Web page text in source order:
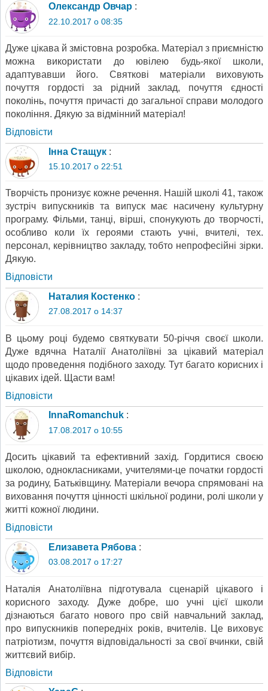
Олександр Овчар :
22.10.2017 о 08:35
Дуже цікава й змістовна розробка. Матеріал з приємністю
можна використати до ювілею будь-якої школи,
адаптувавши його. Святкові матеріали виховують
почуття гордості за рідний заклад, почуття єдності
поколінь, почуття причасті до загальної справи молодого
покоління. Дякую за відмінний матеріал!
Відповіcти
Інна Стащук :
15.10.2017 о 22:51
Творчість пронизує кожне речення. Нашій школі 41, також
зустріч випускників та випуск має насичену культурну
програму. Фільми, танці, вірші, спонукують до творчості,
особливо коли їх героями стають учні, вчителі, тех.
персонал, керівництво закладу, тобто непрофесійні зірки.
Дякую.
Відповіcти
Наталия Костенко :
27.08.2017 о 14:37
В цьому році будемо святкувати 50-річчя своєї школи.
Дуже вдячна Наталії Анатоліївні за цікавий матеріал
щодо проведення подібного заходу. Тут багато корисних і
цікавих ідей. Щасти вам!
Відповіcти
InnaRomanchuk :
17.08.2017 о 10:55
Досить цікавий та ефективний захід. Гордитися своєю
школою, однокласниками, учителями-це початки гордості
за родину, Батьківщину. Матеріали вечора спрямовані на
виховання почуття цінності шкільної родини, ролі школи у
житті кожної людини.
Відповіcти
Елизавета Рябова :
03.08.2017 о 17:27
Наталія Анатоліївна підготувала сценарій цікавого і
корисного заходу. Дуже добре, шо учні цієї школи
дізнаються багато нового про свій навчальний заклад,
про випускників попередніх років, вчителів. Це виховує
патріотизм, почуття відповідальності за свої вчинки, свій
життєвий вибір.
Відповіcти